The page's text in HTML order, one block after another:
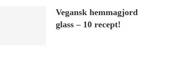
Vegansk hemmagjord
glass – 10 recept!